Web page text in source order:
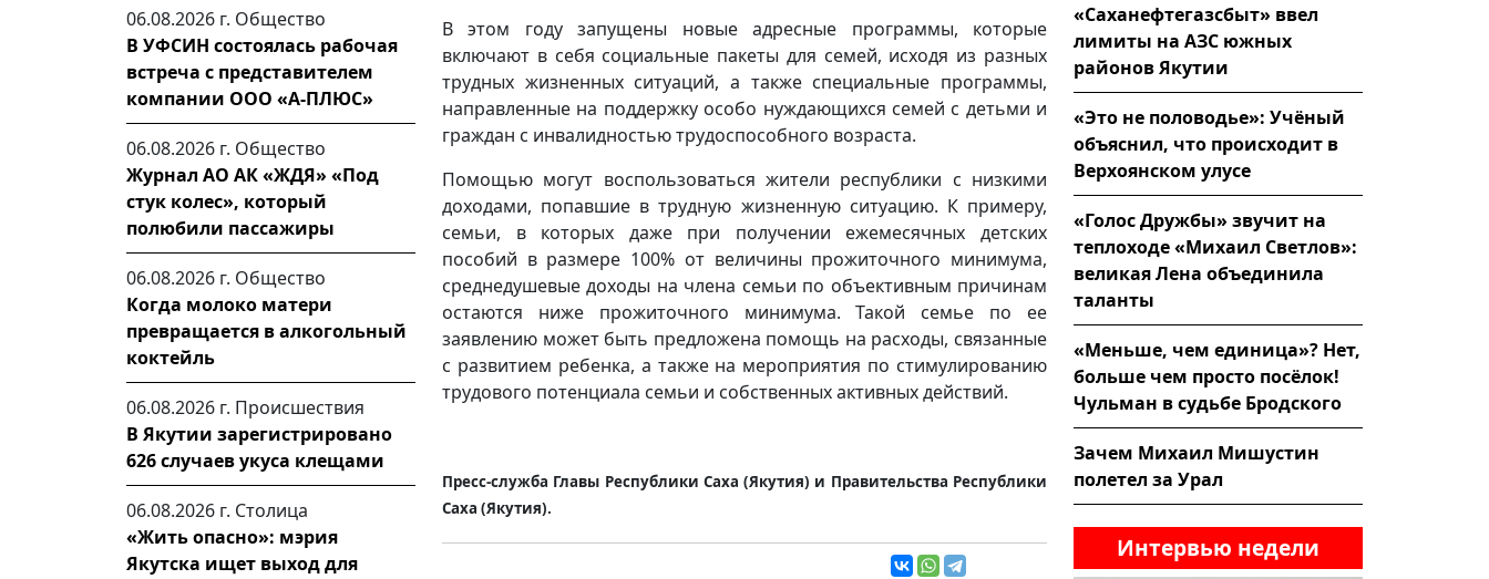
06.08.2026 г. Общество
В УФСИН состоялась рабочая
встреча с представителем
компании ООО «А-ПЛЮС»
06.08.2026 г. Общество
Журнал АО АК «ЖДЯ» «Под
стук колес», который
полюбили пассажиры
06.08.2026 г. Общество
Когда молоко матери
превращается в алкогольный
коктейль
06.08.2026 г. Происшествия
В Якутии зарегистрировано
626 случаев укуса клещами
06.08.2026 г. Столица
«Жить опасно»: мэрия
Якутска ищет выход для
В этом году запущены новые адресные программы, которые
включают в себя социальные пакеты для семей, исходя из разных
трудных жизненных ситуаций, а также специальные программы,
направленные на поддержку особо нуждающихся семей с детьми и
граждан с инвалидностью трудоспособного возраста.
Помощью могут воспользоваться жители республики с низкими
доходами, попавшие в трудную жизненную ситуацию. К примеру,
семьи, в которых даже при получении ежемесячных детских
пособий в размере 100% от величины прожиточного минимума,
среднедушевые доходы на члена семьи по объективным причинам
остаются ниже прожиточного минимума. Такой семье по ее
заявлению может быть предложена помощь на расходы, связанные
с развитием ребенка, а также на мероприятия по стимулированию
трудового потенциала семьи и собственных активных действий.
Пресс-служба Главы Республики Саха (Якутия) и Правительства Республики
Саха (Якутия).
«Саханефтегазсбыт» ввел
лимиты на АЗС южных
районов Якутии
«Это не половодье»: Учёный
объяснил, что происходит в
Верхоянском улусе
«Голос Дружбы» звучит на
теплоходе «Михаил Светлов»:
великая Лена объединила
таланты
«Меньше, чем единица»? Нет,
больше чем просто посёлок!
Чульман в судьбе Бродского
Зачем Михаил Мишустин
полетел за Урал
Интервью недели